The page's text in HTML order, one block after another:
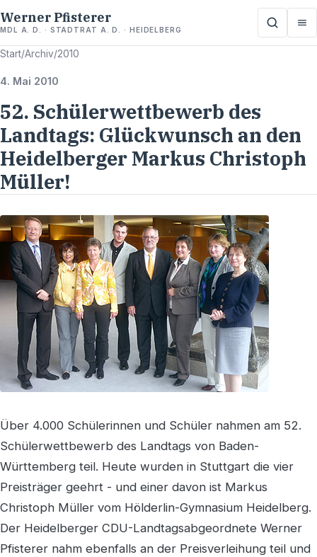
Werner Pfisterer
MDL A. D. · STADTRAT A. D. · HEIDELBERG
Start/Archiv/2010
4. Mai 2010
52. Schülerwettbewerb des
Landtags: Glückwunsch an den
Heidelberger Markus Christoph
Müller!
Über 4.000 Schülerinnen und Schüler nahmen am 52.
Schülerwettbewerb des Landtags von Baden-
Württemberg teil. Heute wurden in Stuttgart die vier
Preisträger geehrt - und einer davon ist Markus
Christoph Müller vom Hölderlin-Gymnasium Heidelberg.
Der Heidelberger CDU-Landtagsabgeordnete Werner
Pfisterer nahm ebenfalls an der Preisverleihung teil und